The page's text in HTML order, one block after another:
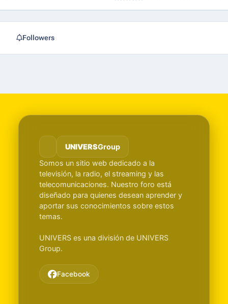
Followers
UNIVERSGroup
Somos un sitio web dedicado a la
televisión, la radio, el streaming y las
telecomunicaciones. Nuestro foro está
diseñado para quienes desean aprender y
aportar sus conocimientos sobre estos
temas.
UNIVERS es una división de UNIVERS
Group.
Facebook